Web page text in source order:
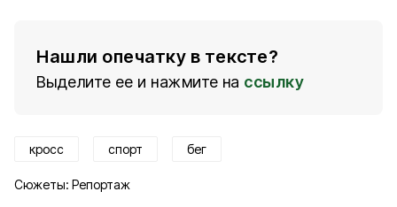
Нашли опечатку в тексте?
Выделите ее и нажмите на ссылку
кросс спорт бег
Сюжеты: Репортаж